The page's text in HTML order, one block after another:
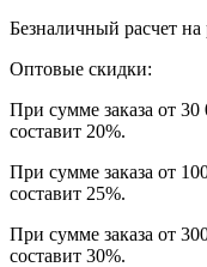
Безналичный расчет
Оптовые скидки:
При сумме заказа от 30
составит 20%.
При сумме заказа от
составит 25%.
При сумме заказа от
составит 30%.